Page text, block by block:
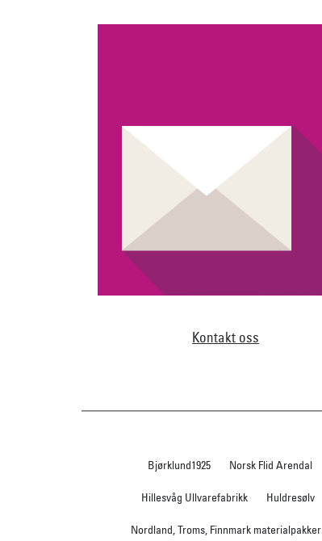
Kontakt oss
Bjørklund1925 Norsk Flid Arendal
Hillesvåg Ullvarefabrikk Huldresølv
Nordland, Troms, Finnmark materialpakker